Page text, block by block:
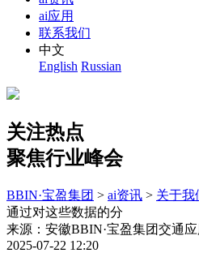
ai应用
联系我们
中文
English Russian
关注热点
聚焦行业峰会
BBIN·宝盈集团 > ai资讯 > 关于我
通过对这些数据的分
来源：安徽BBIN·宝盈集团交通
2025-07-22 12:20